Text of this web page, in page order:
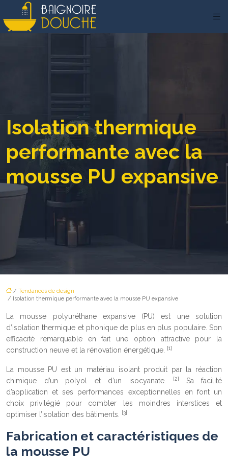
Isolation thermique
performante avec la
mousse PU expansive
/ Tendances de design
/ Isolation thermique performante avec la mousse PU expansive
La mousse polyuréthane expansive (PU) est une solution
d’isolation thermique et phonique de plus en plus populaire. Son
efficacité remarquable en fait une option attractive pour la
construction neuve et la rénovation énergétique.
[1]
La mousse PU est un matériau isolant produit par la réaction
chimique d’un polyol et d’un isocyanate.
[2]
Sa facilité
d’application et ses performances exceptionnelles en font un
choix privilégié pour combler les moindres interstices et
optimiser l’isolation des bâtiments.
[3]
Fabrication et caractéristiques de
la mousse PU